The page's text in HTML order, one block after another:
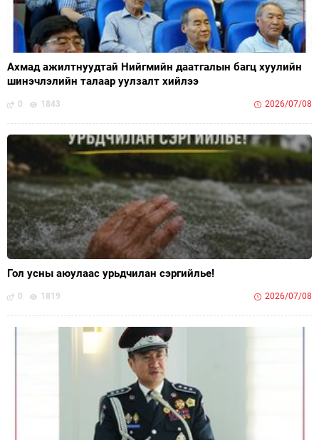
Ахмад ажилтнуудтай Нийгмийн даатгалын багц хуулийн
шинэчлэлийн талаар уулзалт хийлээ
0 1843 2026/07/08
Гол усны аюулаас урьдчилан сэргийлье!
0 1819 2026/07/08